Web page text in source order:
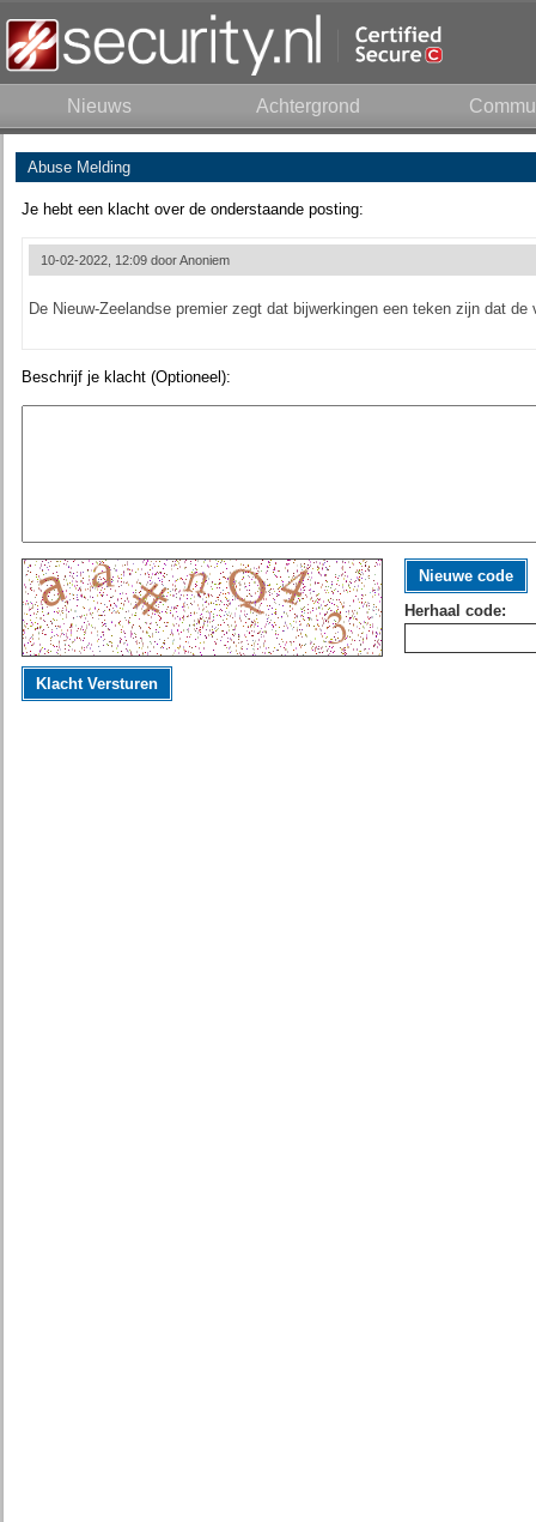
Nieuws Achtergrond
Abuse Melding
Je hebt een klacht over de onderstaande posting:
10-02-2022, 12:09 doorAnoniem
De Nieuw-Zeelandse premier zegt dat bijwerkingen een teken zijn dat de
Beschrijf je klacht (Optioneel):
Nieuwe code
Herhaal code:
Klacht Versturen